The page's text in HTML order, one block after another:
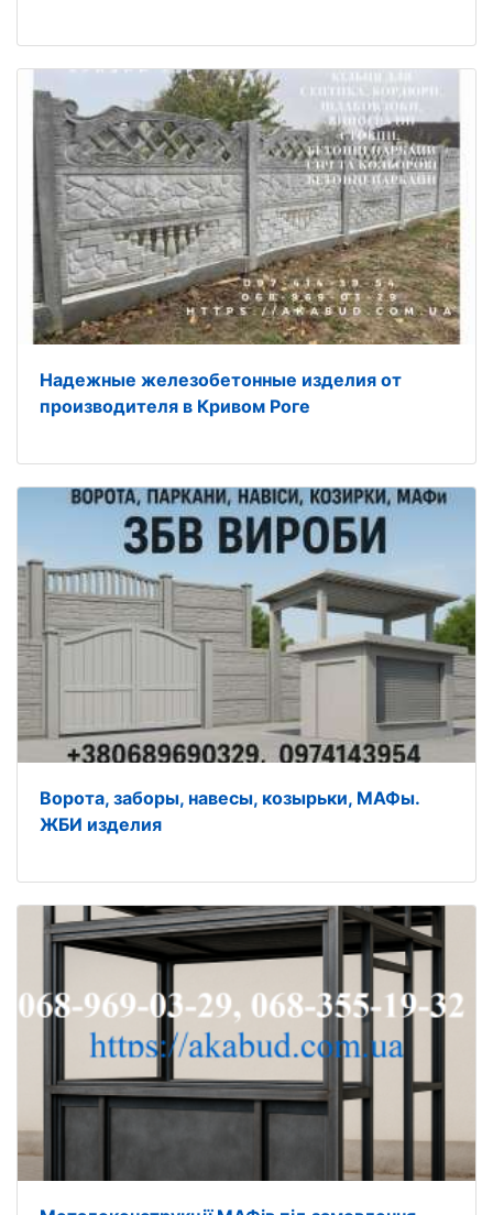
Надежные железобетонные изделия от
производителя в Кривом Роге
Ворота, заборы, навесы, козырьки, МАФы.
ЖБИ изделия